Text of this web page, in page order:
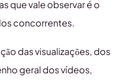
que vale observar é o
concorrentes.
das visualizações, dos
geral dos vídeos,